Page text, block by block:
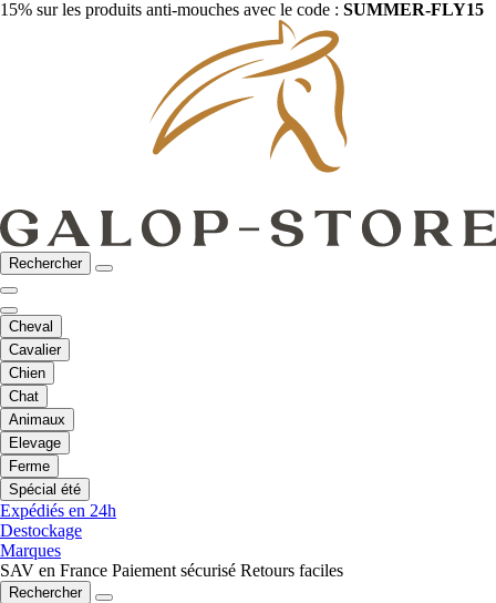
15% sur les produits anti-mouches avec le code : SUMMER-FLY15
Rechercher
Cheval
Cavalier
Chien
Chat
Animaux
Elevage
Ferme
Spécial été
Expédiés en 24h
Destockage
Marques
SAV en France Paiement sécurisé Retours faciles
Rechercher